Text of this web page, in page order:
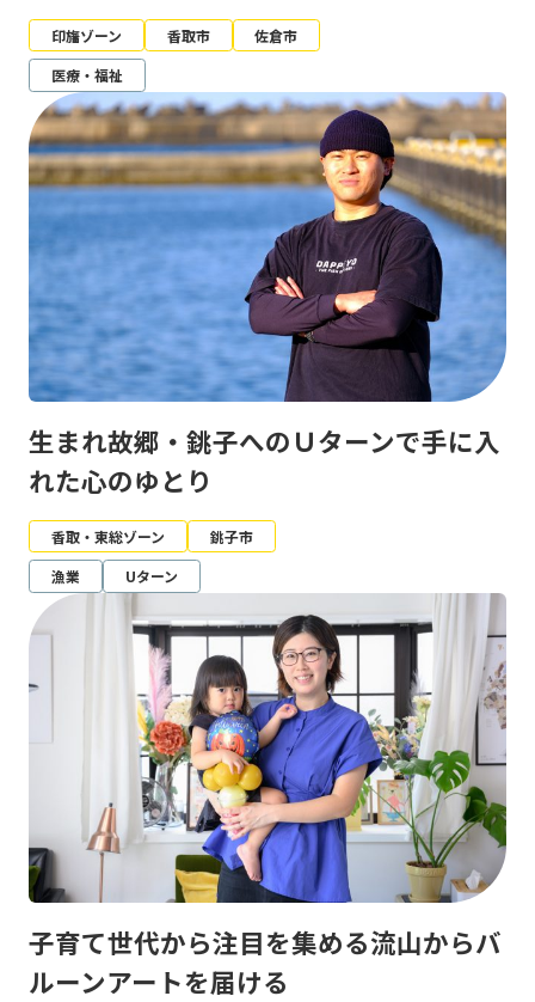
印旛ゾーン 香取市
佐倉市
医療・福祉
生まれ故郷・銚子へのＵターンで手に入
れた心のゆとり
香取・東総ゾーン
銚子市
漁業
Uターン
子育て世代から注目を集める流山からバ
ルーンアートを届ける